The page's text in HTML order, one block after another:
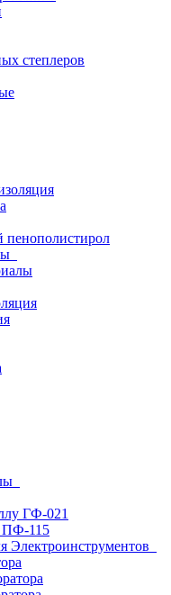
степлеров
пенополистирол
ГФ-021
ПФ-115
Электроинструментов